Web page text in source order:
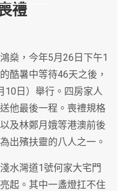
禮
燊，今年5月26日下午1
酷暑中等待46天之後，
10日）舉行。四房家人
他最後一程。喪禮規格
及林鄭月娥等港澳前後
出殯扶靈的八人之一。
水灣道1號何家大宅門
起。其中一盞燈扛不住